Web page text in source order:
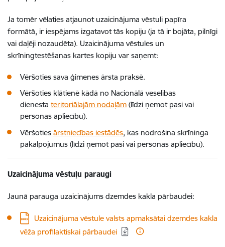
Ja tomēr vēlaties atjaunot uzaicinājuma vēstuli papīra
formātā, ir iespējams izgatavot tās kopiju (ja tā ir bojāta, pilnīgi
vai daļēji nozaudēta). Uzaicinājuma vēstules un
skrīningtestēšanas kartes kopiju var saņemt:
Vēršoties sava ģimenes ārsta praksē.
Vēršoties klātienē kādā no Nacionālā veselības
dienesta teritoriālajām nodaļām (līdzi ņemot pasi vai
personas apliecību).
Vēršoties ārstniecības iestādēs, kas nodrošina skrīninga
pakalpojumus (līdzi ņemot pasi vai personas apliecību).
Uzaicinājuma vēstuļu paraugi
Jaunā parauga uzaicinājums dzemdes kakla pārbaudei:
Lejupielādēt:
Uzaicinājuma vēstule valsts apmaksātai dzemdes kakla
vēža profilaktiskai pārbaudei